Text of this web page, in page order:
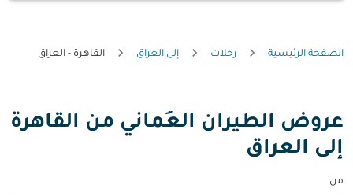
الصفحة الرئيسية رحلات إلى العراق القاهرة - العراق
عروض الطيران العُماني من القاهرة
إلى العراق
من